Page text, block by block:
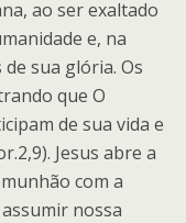
ao ser exaltado
e, na
sua glória. Os
que O
de sua vida e
Jesus abre a
com a
nossa